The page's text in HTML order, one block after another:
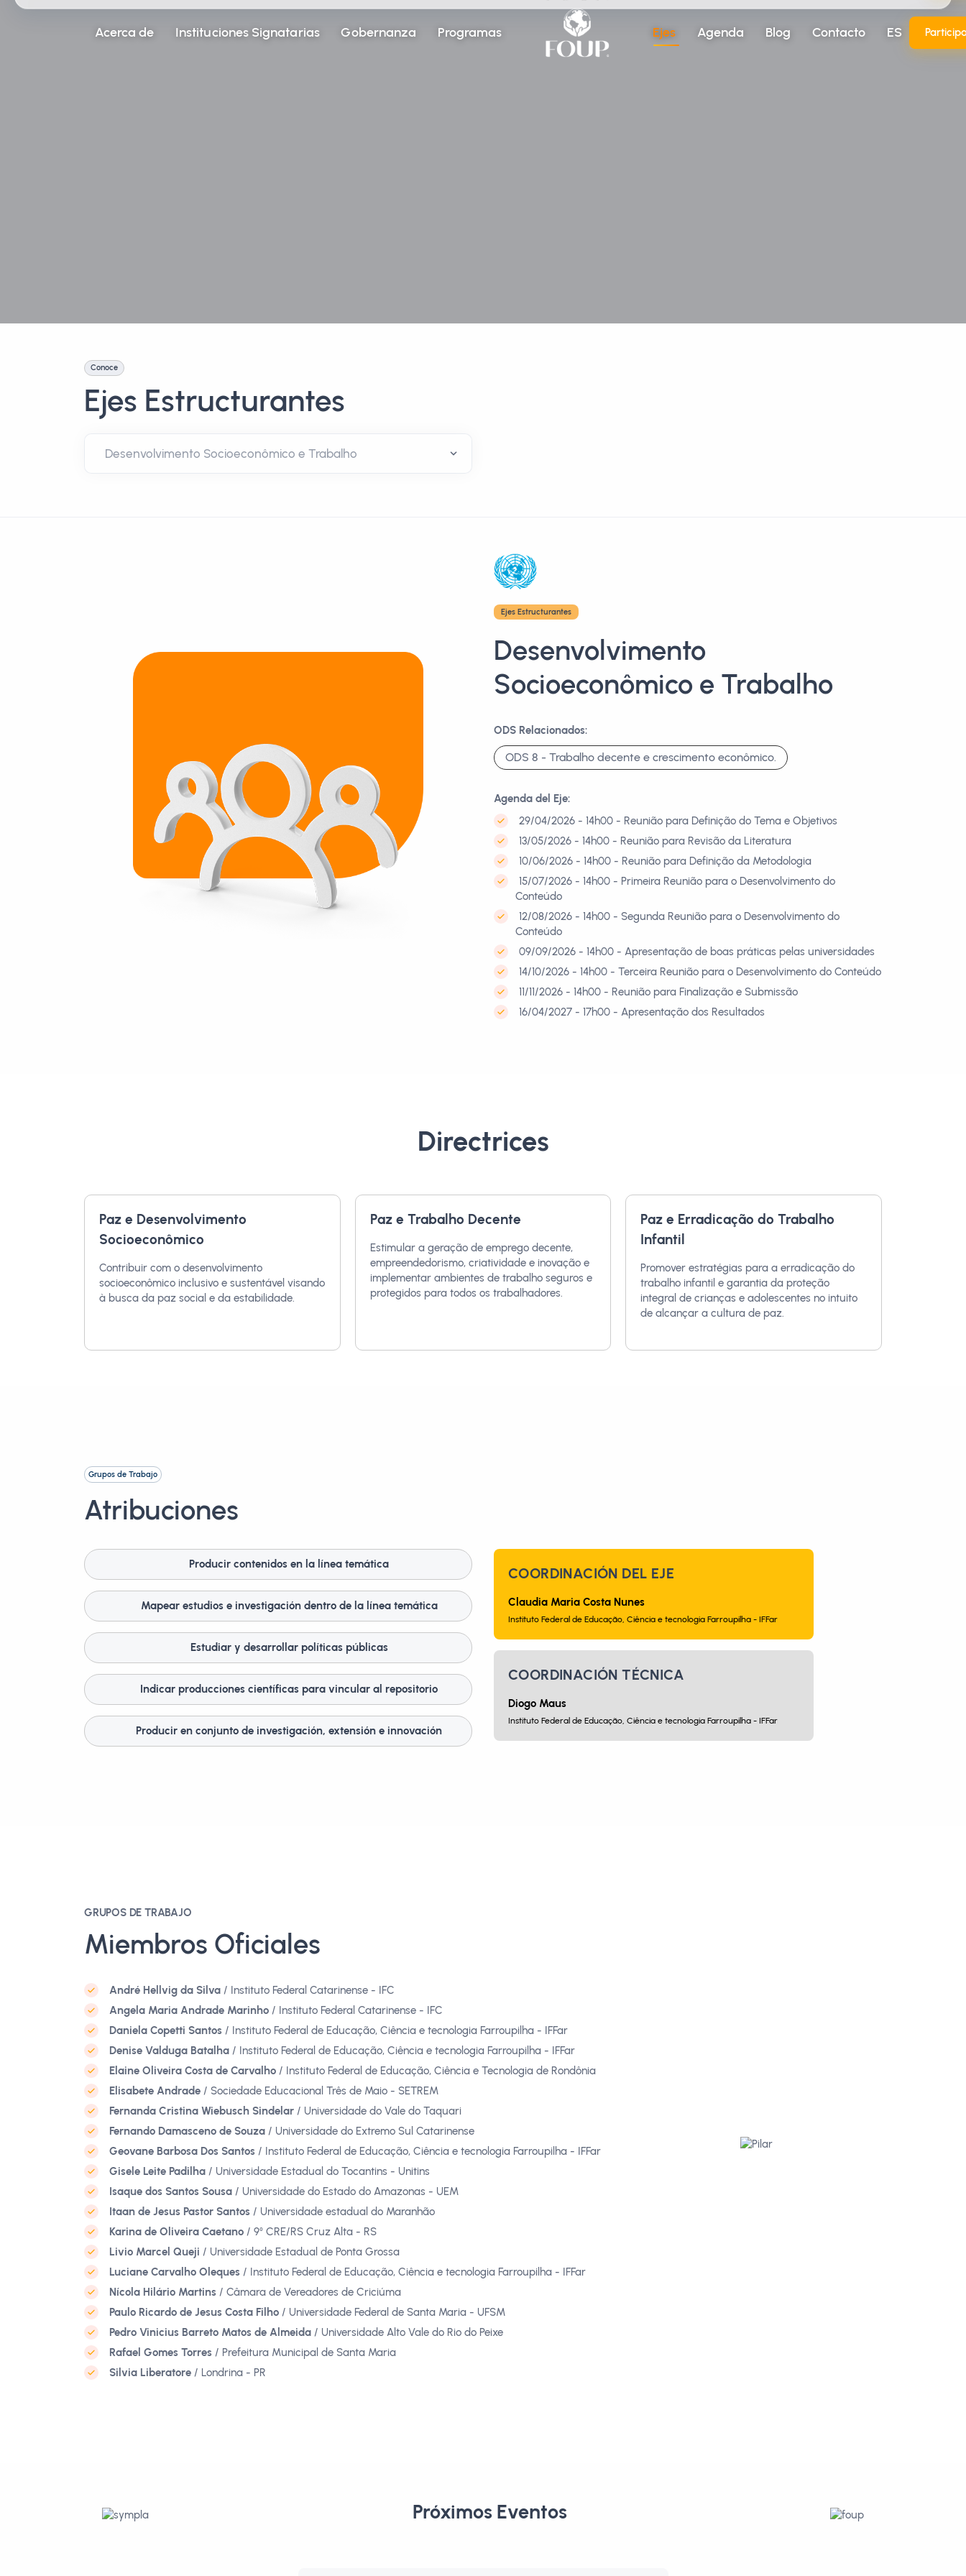
Acerca de Instituciones Signatarias Gobernanza Programas Ejes Agenda Blog Contacto ES
Conoce
Ejes Estructurantes
Ejes Estructurantes
Desenvolvimento
Socioeconômico e Trabalho
ODS Relacionados:
ODS 8 - Trabalho decente e crescimento econômico.
Agenda del Eje:
29/04/2026 - 14h00 - Reunião para Definição do Tema e Objetivos
13/05/2026 - 14h00 - Reunião para Revisão da Literatura
10/06/2026 - 14h00 - Reunião para Definição da Metodologia
15/07/2026 - 14h00 - Primeira Reunião para o Desenvolvimento do
Conteúdo
12/08/2026 - 14h00 - Segunda Reunião para o Desenvolvimento do
Conteúdo
09/09/2026 - 14h00 - Apresentação de boas práticas pelas universidades
14/10/2026 - 14h00 - Terceira Reunião para o Desenvolvimento do Conteúdo
11/11/2026 - 14h00 - Reunião para Finalização e Submissão
16/04/2027 - 17h00 - Apresentação dos Resultados
Directrices
Paz e Desenvolvimento
Socioeconômico
Contribuir com o desenvolvimento
socioeconômico inclusivo e sustentável visando
à busca da paz social e da estabilidade.
Paz e Trabalho Decente
Estimular a geração de emprego decente,
empreendedorismo, criatividade e inovação e
implementar ambientes de trabalho seguros e
protegidos para todos os trabalhadores.
Paz e Erradicação do Trabalho
Infantil
Promover estratégias para a erradicação do
trabalho infantil e garantia da proteção
integral de crianças e adolescentes no intuito
de alcançar a cultura de paz.
Grupos de Trabajo
Atribuciones
Producir contenidos en la línea temática
Mapear estudios e investigación dentro de la línea temática
Estudiar y desarrollar políticas públicas
Indicar producciones científicas para vincular al repositorio
Producir en conjunto de investigación, extensión e innovación
COORDINACIÓN DEL EJE
Claudia Maria Costa Nunes
Instituto Federal de Educação, Ciência e tecnologia Farroupilha - IFFar
COORDINACIÓN TÉCNICA
Diogo Maus
Instituto Federal de Educação, Ciência e tecnologia Farroupilha - IFFar
GRUPOS DE TRABAJO
Miembros Oficiales
André Hellvig da Silva / Instituto Federal Catarinense - IFC
Angela Maria Andrade Marinho / Instituto Federal Catarinense - IFC
Daniela Copetti Santos / Instituto Federal de Educação, Ciência e tecnologia Farroupilha - IFFar
Denise Valduga Batalha / Instituto Federal de Educação, Ciência e tecnologia Farroupilha - IFFar
Elaine Oliveira Costa de Carvalho / Instituto Federal de Educação, Ciência e Tecnologia de Rondônia
Elisabete Andrade / Sociedade Educacional Três de Maio - SETREM
Fernanda Cristina Wiebusch Sindelar / Universidade do Vale do Taquari
Fernando Damasceno de Souza / Universidade do Extremo Sul Catarinense
Geovane Barbosa Dos Santos / Instituto Federal de Educação, Ciência e tecnologia Farroupilha - IFFar
Gisele Leite Padilha / Universidade Estadual do Tocantins - Unitins
Isaque dos Santos Sousa / Universidade do Estado do Amazonas - UEM
Itaan de Jesus Pastor Santos / Universidade estadual do Maranhão
Karina de Oliveira Caetano / 9⁰ CRE/RS Cruz Alta - RS
Livio Marcel Queji / Universidade Estadual de Ponta Grossa
Luciane Carvalho Oleques / Instituto Federal de Educação, Ciência e tecnologia Farroupilha - IFFar
Nícola Hilário Martins / Câmara de Vereadores de Criciúma
Paulo Ricardo de Jesus Costa Filho / Universidade Federal de Santa Maria - UFSM
Pedro Vinicius Barreto Matos de Almeida / Universidade Alto Vale do Rio do Peixe
Rafael Gomes Torres / Prefeitura Municipal de Santa Maria
Silvia Liberatore / Londrina - PR
Próximos Eventos